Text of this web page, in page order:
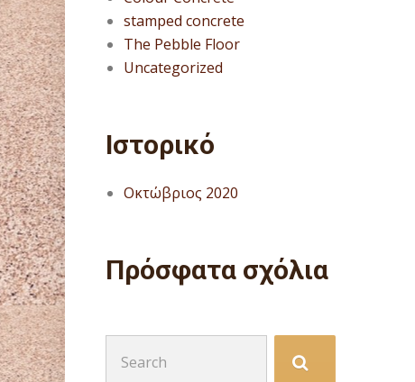
stamped concrete
The Pebble Floor
Uncategorized
Ιστορικό
Οκτώβριος 2020
Πρόσφατα σχόλια
for: